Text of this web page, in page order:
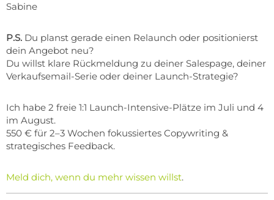
Sabine
P.S. Du planst gerade einen Relaunch oder positionierst
dein Angebot neu?
Du willst klare Rückmeldung zu deiner Salespage, deiner
Verkaufsemail-Serie oder deiner Launch-Strategie?
Ich habe 2 freie 1:1 Launch-Intensive-Plätze im Juli und 4
im August.
550 € für 2–3 Wochen fokussiertes Copywriting &
strategisches Feedback.
Meld dich, wenn du mehr wissen willst.